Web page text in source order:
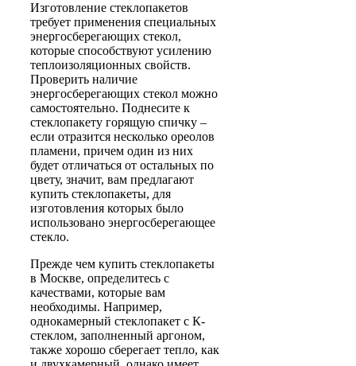
Изготовление стеклопакетов
требует применения специальных
энергосберегающих стекол,
которые способствуют усилению
теплоизоляционных свойств.
Проверить наличие
энергосберегающих стекол можно
самостоятельно. Поднесите к
стеклопакету горящую спичку –
если отразится несколько ореолов
пламени, причем один из них
будет отличаться от остальных по
цвету, значит, вам предлагают
купить стеклопакеты, для
изготовления которых было
использовано энергосберегающее
стекло.
Прежде чем купить стеклопакеты
в Москве, определитесь с
качествами, которые вам
необходимы. Например,
однокамерный стеклопакет с К-
стеклом, заполненный аргоном,
также хорошо сберегает тепло, как